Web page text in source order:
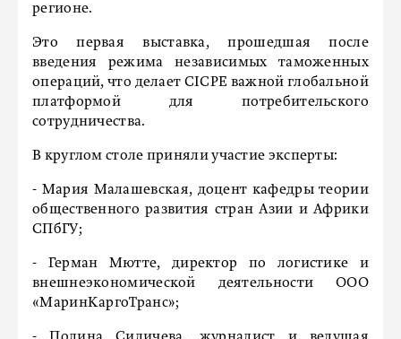
регионе.
Это первая выставка, прошедшая после
введения режима независимых таможенных
операций, что делает CICPE важной глобальной
платформой для потребительского
сотрудничества.
В круглом столе приняли участие эксперты:
- Мария Малашевская, доцент кафедры теории
общественного развития стран Азии и Африки
СПбГУ;
- Герман Мютте, директор по логистике и
внешнеэкономической деятельности ООО
«МаринКаргоТранс»;